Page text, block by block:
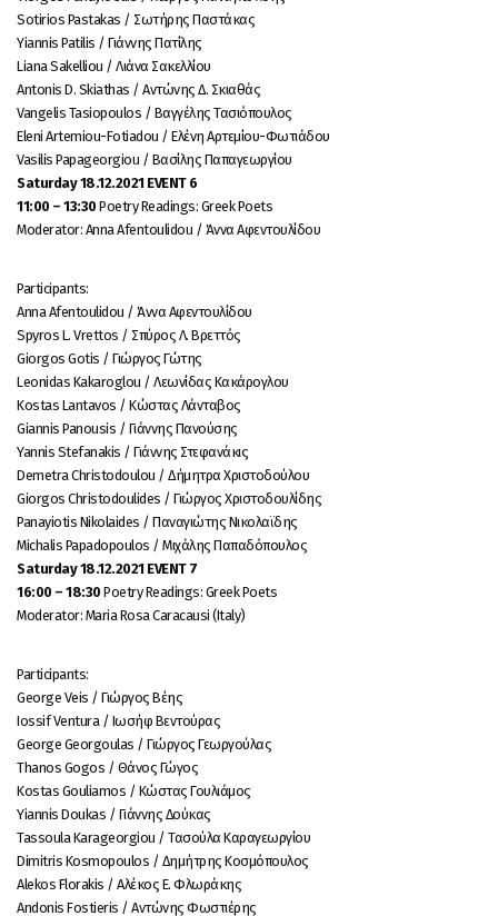
Sotiriοs Pastakas / Σωτήρης Παστάκας
Yiannis Patilis / Γιάννης Πατίλης
Liana Sakelliou / Λιάνα Σακελλίου
Antonis D. Skiathas / Αντώνης Δ. Σκιαθάς
Vangelis Tasiopoulos / Βαγγέλης Τασιόπουλος
Eleni Artemiou-Fotiadou / Ελένη Αρτεμίου-Φωτιάδου
Vasilis Papageorgiou / Βασίλης Παπαγεωργίου
Saturday 18.12.2021 EVENT 6
11:00 – 13:30 Poetry Readings: Greek Poets
Moderator: Anna Afentoulidou / Άννα Αφεντουλίδου
Participants:
Anna Afentoulidou / Άννα Αφεντουλίδου
Spyros L. Vrettos / Σπύρος Λ. Βρεττός
Giorgos Gotis / Γιώργος Γώτης
Leonidas Kakaroglou / Λεωνίδας Κακάρογλου
Kostas Lantavos / Κώστας Λάνταβος
Giannis Panousis / Γιάννης Πανούσης
Yannis Stefanakis / Γιάννης Στεφανάκις
Demetra Christodoulou / Δήμητρα Χριστοδούλου
Giorgos Christodoulides / Γιώργος Χριστοδουλίδης
Panayiotis Nikolaides / Παναγιώτης Νικολαϊδης
Michalis Papadopoulos / Μιχάλης Παπαδόπουλος
Saturday 18.12.2021 EVENT 7
16:00 – 18:30 Poetry Readings: Greek Poets
Moderator: Maria Rosa Caracausi (Italy)
Participants:
George Veis / Γιώργος Βέης
Iossif Ventura / Ιωσήφ Βεντούρας
George Georgoulas / Γιώργος Γεωργούλας
Thanos Gogos / Θάνος Γώγος
Kostas Gouliamos / Κώστας Γουλιάμος
Yiannis Doukas / Γιάννης Δούκας
Tassoula Karageorgiou / Τασούλα Καραγεωργίου
Dimitris Kosmopoulos / Δημήτρης Κοσμόπουλος
Alekos Florakis / Αλέκος Ε. Φλωράκης
Andonis Fostieris / Αντώνης Φωστιέρης